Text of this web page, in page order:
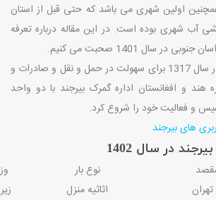
اولین شهری می باشد که حتی قبل از استان
آب شهری بوده است. در این مقاله درباره تعرفه
در سال 1401 صحبت می کنیم.
جالب است که بدانید در سال 1317 برای سهولت در حمل و نقل و صادرات و
هند و افغانستان اداره گمرک بیرجند با دو واحد
و فعالیت خود را شروع کرد.
های بیرجند
در سال 1402
نوع بار
اثاثیه منزل
زیر